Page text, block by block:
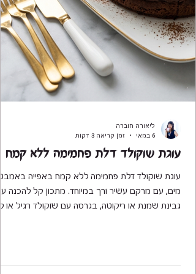
עוגת שוקולד דלת פחמימה ללא קמח
עוגת שוקולד דלת פחמימה ללא קמח באפייה
מים, עם מרקם עשיר ורך במיוחד. מתכון קל להכנה
גבינת שמנת או ריקוטה, בגרסה עם שוקולד רגיל או
ליאורה חוברה
6 במאי
זמן קריאה 3 דקות